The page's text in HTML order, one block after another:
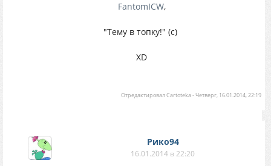
FantomICW,
"Тему в топку!" (с)
XD
ОтредактировалCartoteka-Четверг, 16.01.2014, 22:19
Рико94
16.01.2014 в 22:20